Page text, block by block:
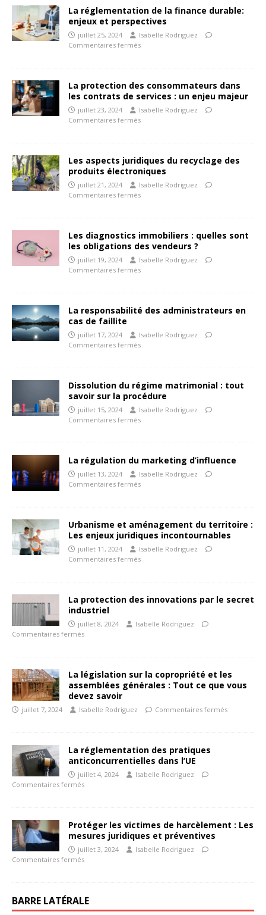
La réglementation de la finance durable:
enjeux et perspectives
juillet 25, 2024
Isabelle Rodriguez
Commentaires fermés
La protection des consommateurs dans
les contrats de services : un enjeu majeur
juillet 23, 2024
Isabelle Rodriguez
Commentaires fermés
Les aspects juridiques du recyclage des
produits électroniques
juillet 21, 2024
Isabelle Rodriguez
Commentaires fermés
Les diagnostics immobiliers : quelles sont
les obligations des vendeurs ?
juillet 19, 2024
Isabelle Rodriguez
Commentaires fermés
La responsabilité des administrateurs en
cas de faillite
juillet 17, 2024
Isabelle Rodriguez
Commentaires fermés
Dissolution du régime matrimonial : tout
savoir sur la procédure
juillet 15, 2024
Isabelle Rodriguez
Commentaires fermés
La régulation du marketing d’influence
juillet 13, 2024
Isabelle Rodriguez
Commentaires fermés
Urbanisme et aménagement du territoire :
Les enjeux juridiques incontournables
juillet 11, 2024
Isabelle Rodriguez
Commentaires fermés
La protection des innovations par le secret
industriel
juillet 8, 2024
Isabelle Rodriguez
Commentaires fermés
La législation sur la copropriété et les
assemblées générales : Tout ce que vous
devez savoir
juillet 7, 2024 Isabelle Rodriguez Commentaires fermés
La réglementation des pratiques
anticoncurrentielles dans l’UE
juillet 4, 2024
Isabelle Rodriguez
Commentaires fermés
Protéger les victimes de harcèlement : Les
mesures juridiques et préventives
juillet 3, 2024
Isabelle Rodriguez
Commentaires fermés
BARRE LATÉRALE